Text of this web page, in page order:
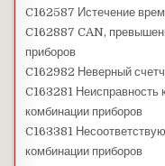
C162587 Истечение
C162887 CAN,
приборов
C162982 Неверный
C163281 Неисправность
комбинации приборов
C163381
комбинации приборов